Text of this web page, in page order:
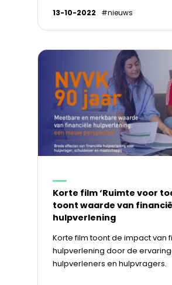
13-10-2022 #nieuws
Korte film ‘Ruimte voor
toont waarde van
hulpverlening
Korte film toont de impact van
hulpverlening door de
hulpverleners en hulpvragers.